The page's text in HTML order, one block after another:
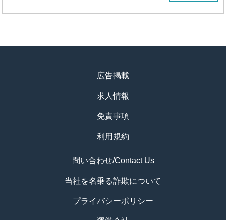
広告掲載
求人情報
免責事項
利用規約
問い合わせ/Contact Us
当社を名乗る詐欺について
プライバシーポリシー